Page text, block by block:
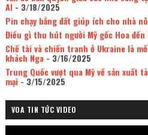
AI- 3/18/2025
Pin chạy bằng đất giúp ích cho nhà
Điều gì thu hút người Mỹ gốc Hoa đến
Chế tài và chiến tranh ở Ukraine là
khách Nga- 3/16/2025
Trung Quốc vượt qua Mỹ về sản xuất
mại- 3/15/2025
VOA TIN TỨC VIDEO